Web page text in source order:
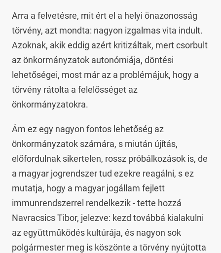
Arra a felvetésre, mit ért el a helyi önazonosság
törvény, azt mondta: nagyon izgalmas vita indult.
Azoknak, akik eddig azért kritizáltak, mert csorbult
az önkormányzatok autonómiája, döntési
lehetőségei, most már az a problémájuk, hogy a
törvény rátolta a felelősséget az
önkormányzatokra.
Ám ez egy nagyon fontos lehetőség az
önkormányzatok számára, s miután újítás,
előfordulnak sikertelen, rossz próbálkozások is, de
a magyar jogrendszer tud ezekre reagálni, s ez
mutatja, hogy a magyar jogállam fejlett
immunrendszerrel rendelkezik - tette hozzá
Navracsics Tibor, jelezve: kezd továbbá kialakulni
az együttműködés kultúrája, és nagyon sok
polgármester meg is köszönte a törvény nyújtotta